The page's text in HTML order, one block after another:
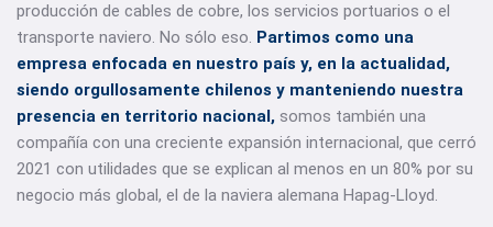
producción de cables de cobre, los servicios portuarios o el
transporte naviero. No sólo eso. Partimos como una
empresa enfocada en nuestro país y, en la actualidad,
siendo orgullosamente chilenos y manteniendo nuestra
presencia en territorio nacional, somos también una
compañía con una creciente expansión internacional, que cerró
2021 con utilidades que se explican al menos en un 80% por su
negocio más global, el de la naviera alemana Hapag-Lloyd.